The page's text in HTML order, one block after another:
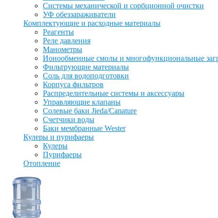
Системы механической и сорбционной очистки
УФ обеззараживатели
Комплектующие и расходные материалы
Реагенты
Реле давления
Манометры
Ионообменные смолы и многофункциональные
Фильтрующие материалы
Соль для водоподготовки
Корпуса фильтров
Распределительные системы и аксессуары
Управляющие клапаны
Солевые баки Jieda/Canature
Счетчики воды
Баки мембранные Wester
Кулеры и пурифаеры
Кулеры
Пурифаеры
Отопление